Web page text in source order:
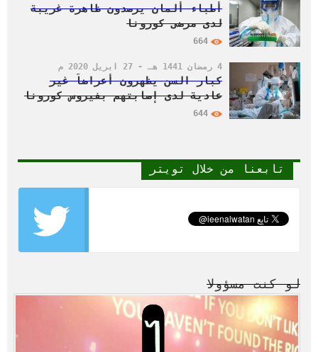
أطباء ألمان يرصدون ظاهرة غريبة
لدى مرضى كورونا
664
4 رمضان 1441 هـ - 27 أبريل 2020 م
كبار السن يظهرون أعراضاً غير
عادية لدى إصابتهم بفيروس كورونا
644
تابعنا من خلال تويتر
لو كنت مسؤولا